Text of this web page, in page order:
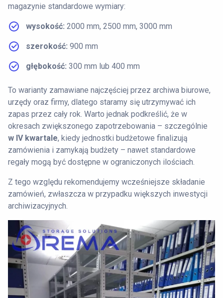
magazynie standardowe wymiary:
wysokość: 2000 mm, 2500 mm, 3000 mm
szerokość: 900 mm
głębokość: 300 mm lub 400 mm
To warianty zamawiane najczęściej przez archiwa biurowe,
urzędy oraz firmy, dlatego staramy się utrzymywać ich
zapas przez cały rok. Warto jednak podkreślić, że w
okresach zwiększonego zapotrzebowania – szczególnie
w IV kwartale, kiedy jednostki budżetowe finalizują
zamówienia i zamykają budżety – nawet standardowe
regały mogą być dostępne w ograniczonych ilościach.
Z tego względu rekomendujemy wcześniejsze składanie
zamówień, zwłaszcza w przypadku większych inwestycji
archiwizacyjnych.